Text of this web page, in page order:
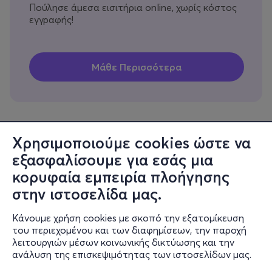
Χρησιμοποιούμε cookies ώστε να
εξασφαλίσουμε για εσάς μια
κορυφαία εμπειρία πλοήγησης
στην ιστοσελίδα μας.
Κάνουμε χρήση cookies με σκοπό την εξατομίκευση
του περιεχομένου και των διαφημίσεων, την παροχή
λειτουργιών μέσων κοινωνικής δικτύωσης και την
ανάλυση της επισκεψιμότητας των ιστοσελίδων μας.
Πούλησε άμεσα εισιτήρια online, χωρίς κόστος
εγγραφής!
Πληροφορίες
Υποστήριξη
Stay Connected